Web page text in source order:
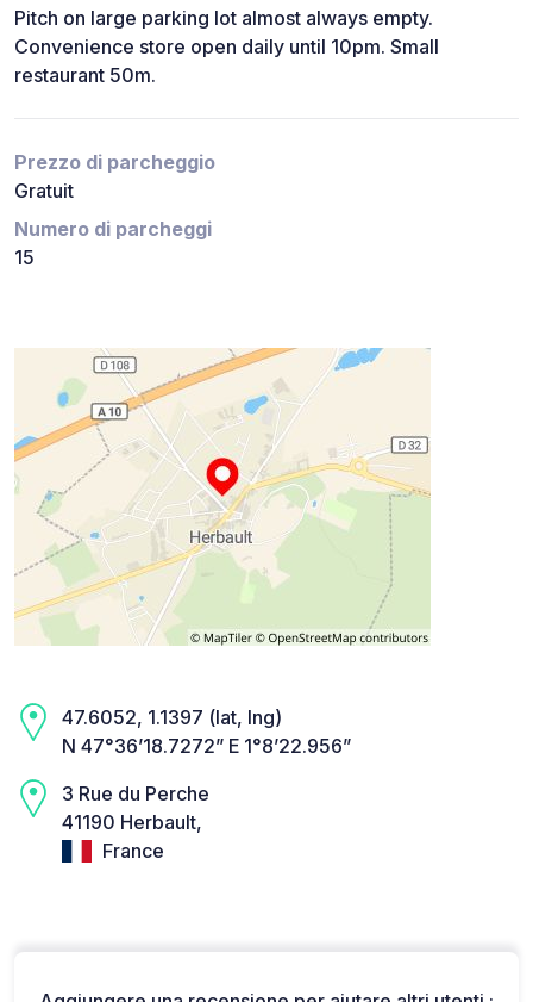
Pitch on large parking lot almost always empty.
Convenience store open daily until 10pm. Small
restaurant 50m.
Prezzo di parcheggio
Gratuit
Numero di parcheggi
15
47.6052, 1.1397 (lat, lng)
N 47°36’18.7272” E 1°8’22.956”
3 Rue du Perche
41190 Herbault,
France